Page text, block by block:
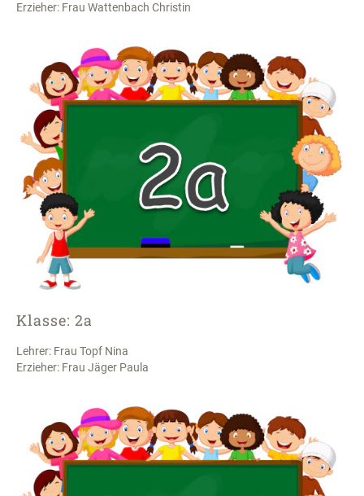
Erzieher: Frau Wattenbach Christin
Klasse: 2a
Lehrer: Frau Topf Nina
Erzieher: Frau Jäger Paula